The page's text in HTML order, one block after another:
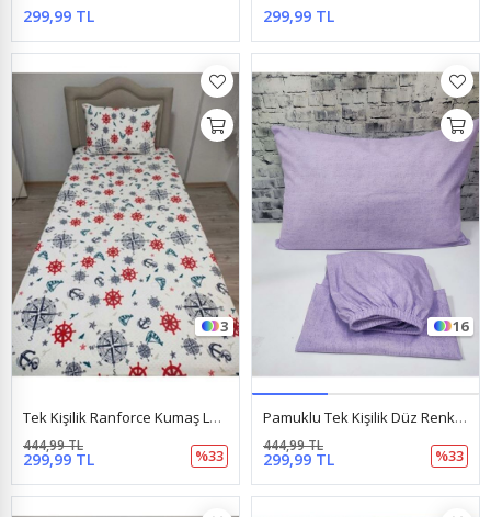
299,99 TL 299,99 TL
3
Tek Kişilik Ranforce Kumaş Lastikli Çarşaf + 1 Ad. Kapaklı Yastık Kılıfı Denizci Krem
299,99 TL
444,99 TL
%33
16
Pamuklu Tek Kişilik Düz Renk Lastikli Çarşaf Takımı Lila
299,99 TL
444,99 TL
%33